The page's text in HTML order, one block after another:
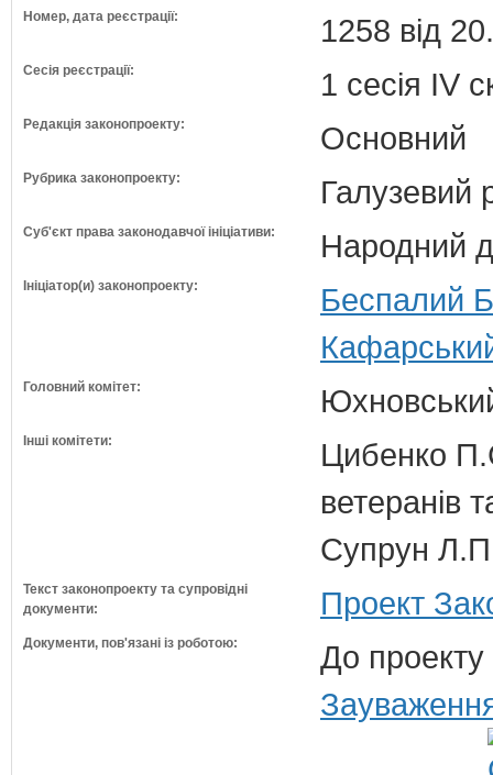
Номер, дата реєстрації: 1258 від
Сесія реєстрації: 1 сесія IV
Редакція законопроекту: Основний
Рубрика законопроекту: Галузевий
Суб'єкт права законодавчої ініціативи: Народний
Ініціатор(и) законопроекту:
Беспалий
Головний комітет:
Інші комітети:
Цибенко
ветеранів
Супрун
Текст законопроекту та супровідні
документи:
Проект
Документи, пов'язані із роботою:
До